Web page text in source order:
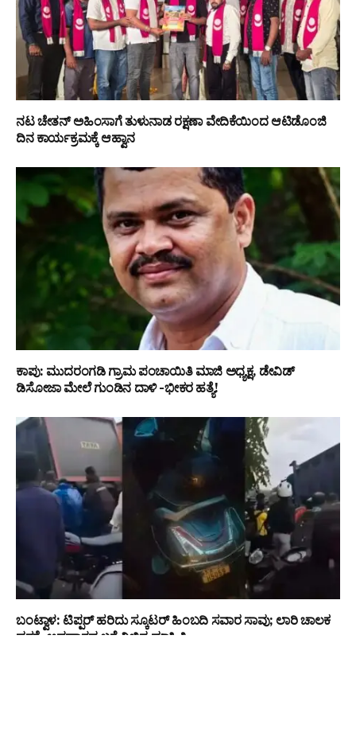
ನಟ ಚೇತನ್ ಅಹಿಂಸಾಗೆ ತುಳುನಾಡ ರಕ್ಷಣಾ ವೇದಿಕೆಯಿಂದ ಆಟಿಡೊಂಜಿ
ದಿನ ಕಾರ್ಯಕ್ರಮಕ್ಕೆ ಆಹ್ವಾನ
ಕಾಪು: ಮುದರಂಗಡಿ ಗ್ರಾಮ ಪಂಚಾಯಿತಿ ಮಾಜಿ ಅಧ್ಯಕ್ಷ, ಡೇವಿಡ್
ಡಿಸೋಜಾ ಮೇಲೆ ಗುಂಡಿನ ದಾಳಿ -ಭೀಕರ ಹತ್ಯೆ!
ಬಂಟ್ವಾಳ: ಟಿಪ್ಪರ್ ಹರಿದು ಸ್ಕೂಟರ್ ಹಿಂಬದಿ ಸವಾರ ಸಾವು; ಲಾರಿ ಚಾಲಕ
ವಶಕ್ಕೆ, ಅಪಘಾತದ ಬಗ್ಗೆ ವಿಭಿನ್ನ ಮಾಹಿತಿ